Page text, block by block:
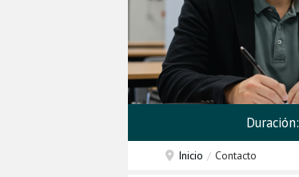
Duración:
Inicio / Contacto